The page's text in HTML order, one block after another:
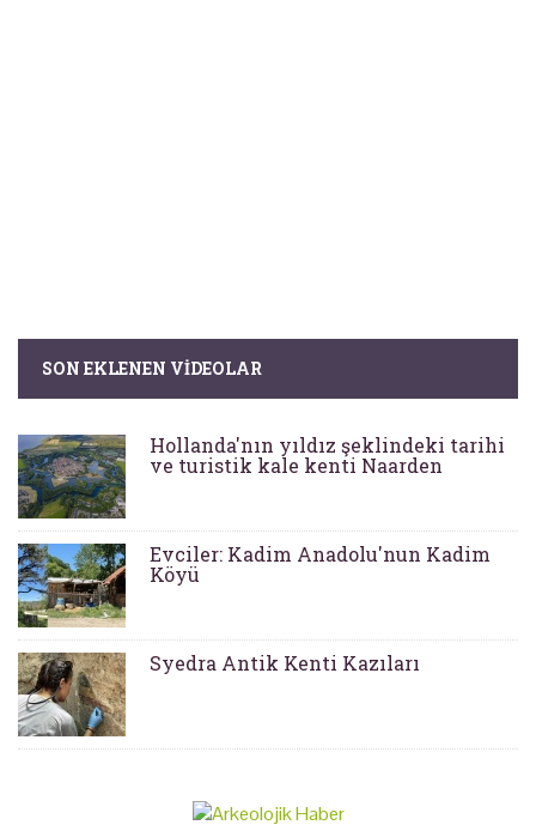
SON EKLENEN VIDEOLAR
Hollanda'nın yıldız şeklindeki tarihi
ve turistik kale kenti Naarden
Evciler: Kadim Anadolu'nun Kadim
Köyü
Syedra Antik Kenti Kazıları